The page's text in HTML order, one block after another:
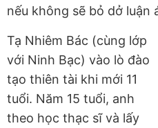
nếu không sẽ bỏ dở luận
Tạ Nhiêm Bác (cùng lớp
với Ninh Bạc) vào lò đào
tạo thiên tài khi mới 11
tuổi. Năm 15 tuổi, anh
theo học thạc sĩ và lấy